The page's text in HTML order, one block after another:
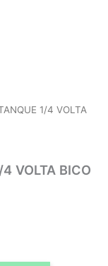
1/4 VOLTA
VOLTA BICO